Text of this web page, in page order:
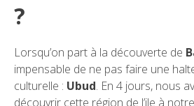
?
Lorsqu’on part à la découverte de
impensable de ne pas faire une
culturelle : Ubud. En 4 jours, nous
découvrir cette région de l’ile à